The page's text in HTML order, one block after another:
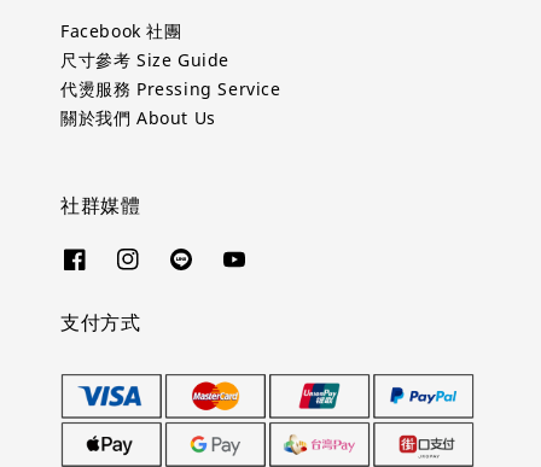
Facebook 社團
尺寸參考 Size Guide
代燙服務 Pressing Service
關於我們 About Us
社群媒體
支付方式